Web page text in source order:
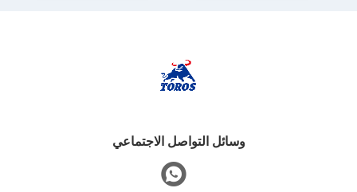
وسائل التواصل الاجتماعي